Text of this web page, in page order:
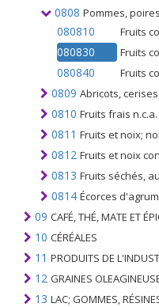
0808 Pommes,
080810 Fruits
080830 Fruits
080840 Fruits
0809 Abricots, cerises,
0810 Fruits frais
0811 Fruits et noix; non cuits ou cuits à la
0812 Fruits et noix conservés provisoirement; par exemple. par du dioxyde de
0813 Fruits séchés, autres que ceux du n °
0814 Écorces d'agrumes ou de melons (y compris les
09 CAFÉ, THÉ, MATE ET
10 CÉRÉALES
11 PRODUITS DE L'INDUSTRIE DU
12 GRAINES OLEAGINEUSES ET FRUITS OLÉAGINEUX; GRAINS
13 LAC; GOMMES, RÉSINES